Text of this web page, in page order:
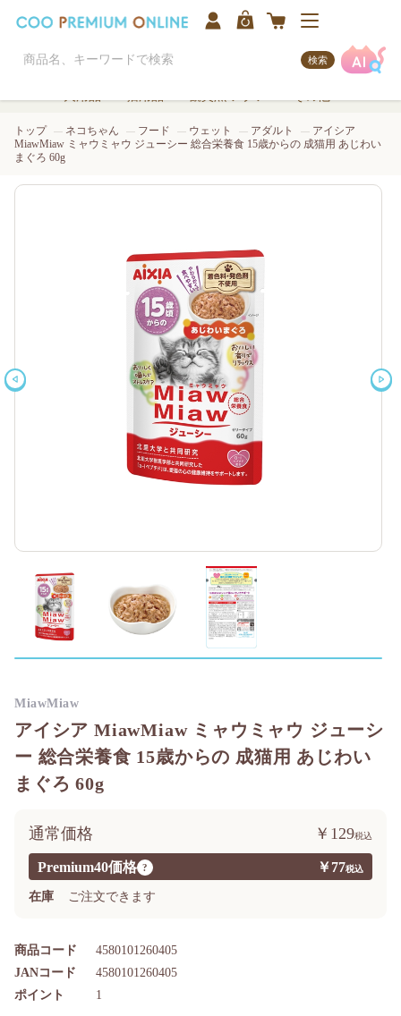
検索
トップ ネコちゃん フード ウェット アダルト
アイシア
MiawMiaw ミャウミャウ ジューシー 総合栄養食 15歳からの 成猫用 あじわい
まぐろ 60g
アイシア MiawMiaw ミャウミャウ ジューシ
ー 総合栄養食 15歳からの 成猫用 あじわい
まぐろ 60g
Premium40価格 ? ￥77
通常価格 ￥129
在庫 ご注文できます
商品コード 4580101260405
ポイント 1
JANコード 4580101260405
MiawMiaw